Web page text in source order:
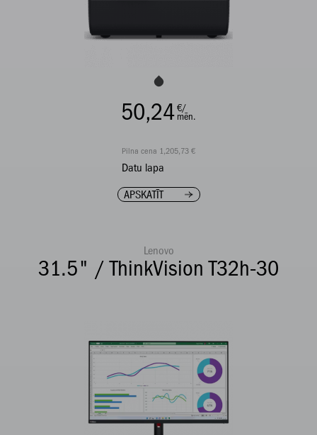
50,24€/
mēn.
Pilna cena 1,205,73 €
Datu lapa
APSKATĪT
Lenovo
31.5" / ThinkVision T32h-30